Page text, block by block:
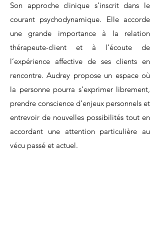
Son approche clinique s’inscrit dans le
courant psychodynamique. Elle accorde
une grande importance à la relation
thérapeute-client et à l’écoute de
l’expérience affective de ses clients en
rencontre. Audrey propose un espace où
la personne pourra s’exprimer librement,
prendre conscience d’enjeux personnels et
entrevoir de nouvelles possibilités tout en
accordant une attention particulière au
vécu passé et actuel.